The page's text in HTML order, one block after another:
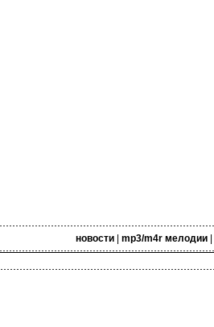
новости| mp3/m4r мелодии|